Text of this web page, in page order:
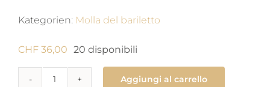
Kategorien: Molla del bariletto
CHF36,00 20 disponibili
Aggiungi al carrello